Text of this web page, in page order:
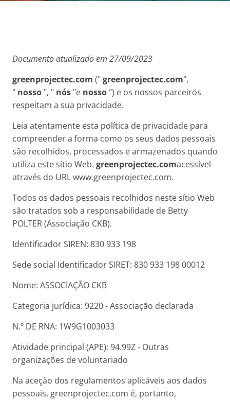
Documento atualizado em 27/09/2023
greenprojectec.com ("greenprojectec.com",
" nosso ", " nós "e nosso ") e os nossos parceiros
respeitam a sua privacidade.
Leia atentamente esta política de privacidade para
compreender a forma como os seus dados pessoais
são recolhidos, processados e armazenados quando
utiliza este sítio Web. greenprojectec.comacessível
através do URL www.greenprojectec.com.
Todos os dados pessoais recolhidos neste sítio Web
são tratados sob a responsabilidade de Betty
POLTER (Associação CKB).
Identificador SIREN: 830 933 198
Sede social Identificador SIRET: 830 933 198 00012
Nome: ASSOCIAÇÃO CKB
Categoria jurídica: 9220 - Associação declarada
N.º DE RNA: 1W9G1003033
Atividade principal (APE): 94.99Z - Outras
organizações de voluntariado
Na aceção dos regulamentos aplicáveis aos dados
pessoais, greenprojectec.com é, portanto,